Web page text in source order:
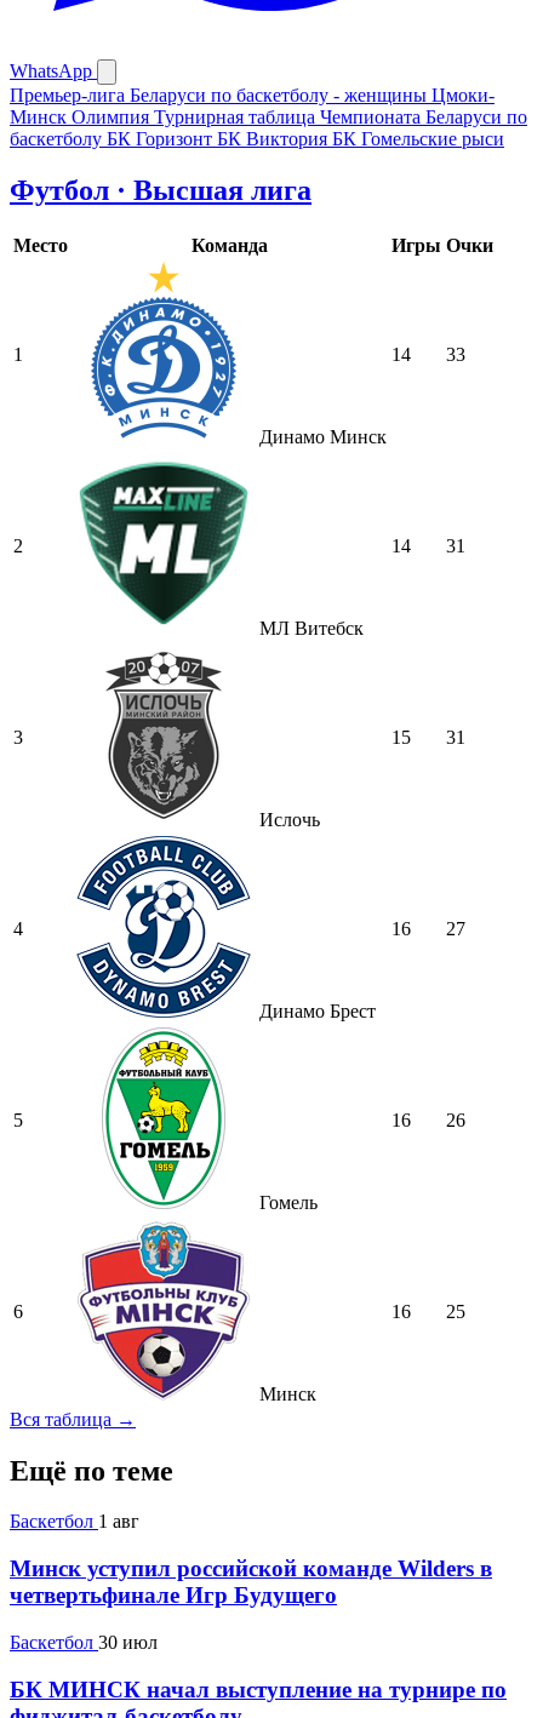
WhatsApp
Премьер-лига Беларуси по баскетболу - женщины Цмоки-
Минск Олимпия Турнирная таблица Чемпионата Беларуси по
баскетболу БК Горизонт БК Виктория БК Гомельские рыси
Футбол · Высшая лига
Место Команда Игры Очки
1
Динамо Минск
14 33
2
МЛ Витебск
14 31
3
Ислочь
15 31
4
Динамо Брест
16 27
5
Гомель
16 26
6
Минск
16 25
Вся таблица →
Ещё по теме
Баскетбол 1 авг
Минск уступил российской команде Wilders в
четвертьфинале Игр Будущего
Баскетбол 30 июл
БК МИНСК начал выступление на турнире по